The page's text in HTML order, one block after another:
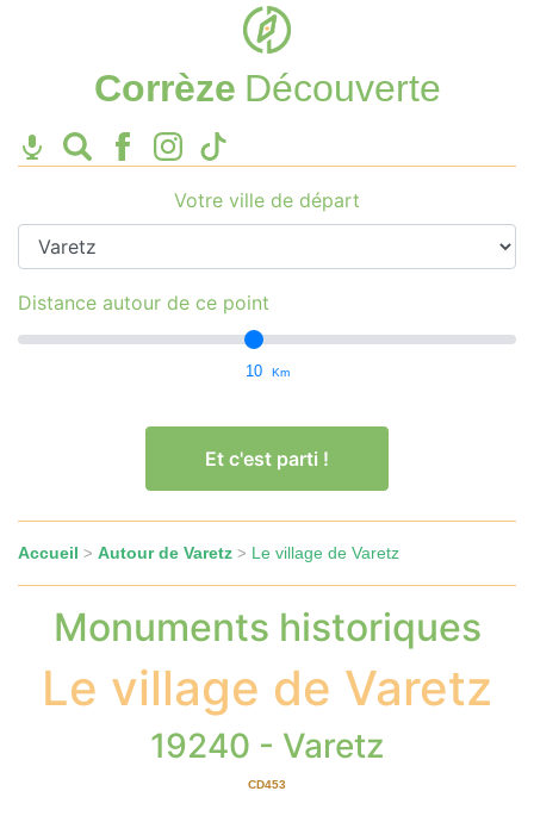
Corrèze Découverte
Votre ville de départ
Distance autour de ce point
10 Km
Et c'est parti !
Accueil > Autour de Varetz > Le village de Varetz
Monuments historiques
Le village de Varetz
19240 - Varetz
CD453